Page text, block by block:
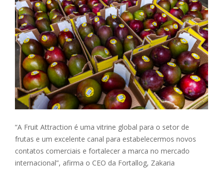
“A Fruit Attraction é uma vitrine global para o setor de
frutas e um excelente canal para estabelecermos novos
contatos comerciais e fortalecer a marca no mercado
internacional”, afirma o CEO da Fortallog, Zakaria